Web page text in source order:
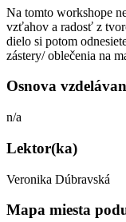
Na tomto workshope
vzťahov a radosť z
dielo si potom
zástery/ oblečenia na
Osnova
n/a
Lektor(ka)
Veronika Dúbravská
Mapa miesta